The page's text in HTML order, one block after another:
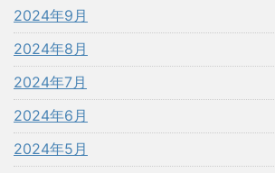
2024年9月
2024年8月
2024年7月
2024年6月
2024年5月